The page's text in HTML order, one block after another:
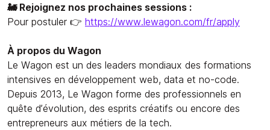
🚂 Rejoignez nos prochaines sessions :
Pour postuler 👉 https://www.lewagon.com/fr/apply
À propos du Wagon
Le Wagon est un des leaders mondiaux des formations
intensives en développement web, data et no-code.
Depuis 2013, Le Wagon forme des professionnels en
quête d’évolution, des esprits créatifs ou encore des
entrepreneurs aux métiers de la tech.